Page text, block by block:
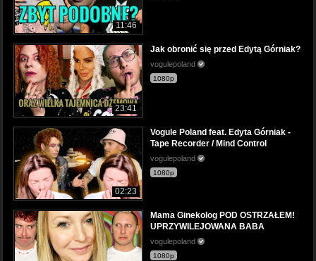
11:46
23:41
Jak obronić się przed Edytą Górniak?
vogulepoland
1080p
02:23
Vogule Poland feat. Edyta Górniak -
Tape Recorder / Mind Control
vogulepoland
1080p
Mama Ginekolog POD OSTRZAŁEM!
UPRZYWILEJOWANA BABA
vogulepoland
1080p